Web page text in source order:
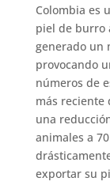
Colombia es
piel de burro
generado un
provocando
números de
más
una
animales a
exportar su